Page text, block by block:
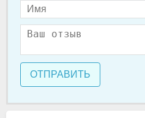
ОТПРАВИТЬ